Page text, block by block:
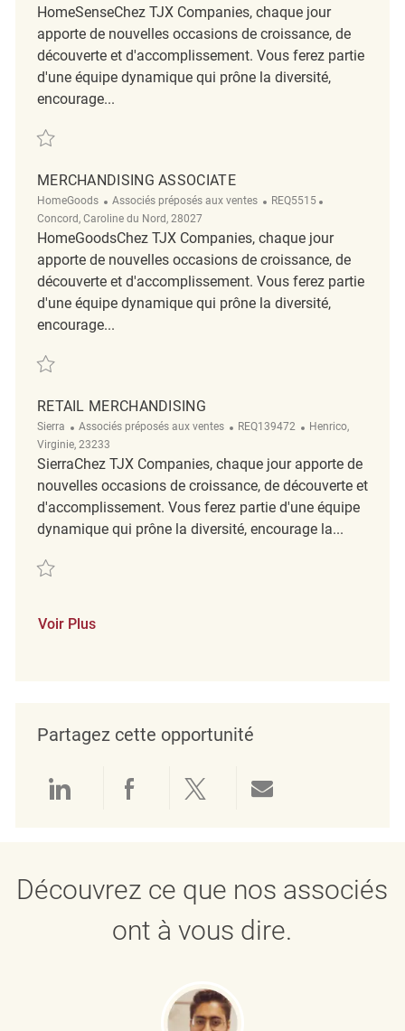
HomeSenseChez TJX Companies, chaque jour
apporte de nouvelles occasions de croissance, de
découverte et d'accomplissement. Vous ferez partie
d'une équipe dynamique qui prône la diversité,
encourage...
Sauvegarder FT Merchandising Coordinator REQ77615
MERCHANDISING ASSOCIATE
HomeGoods Catégorie
Associés préposés aux ventes ReqId
REQ5515
Concord, Caroline du Nord, 28027
HomeGoodsChez TJX Companies, chaque jour
apporte de nouvelles occasions de croissance, de
découverte et d'accomplissement. Vous ferez partie
d'une équipe dynamique qui prône la diversité,
encourage...
Sauvegarder merchandising associate REQ5515
RETAIL MERCHANDISING
Sierra Catégorie
Associés préposés aux ventes ReqId
REQ139472 Emplacement
Henrico,
Virginie, 23233
SierraChez TJX Companies, chaque jour apporte de
nouvelles occasions de croissance, de découverte et
d'accomplissement. Vous ferez partie d'une équipe
dynamique qui prône la diversité, encourage la...
Sauvegarder Retail Merchandising REQ139472
Voir Plus
Partagez cette opportunité
Partager via LinkedIn
Partager via Facebook
Partager via twitter
Découvrez ce que nos associés
ont à vous dire.